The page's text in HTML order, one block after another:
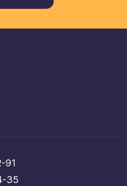
91
35